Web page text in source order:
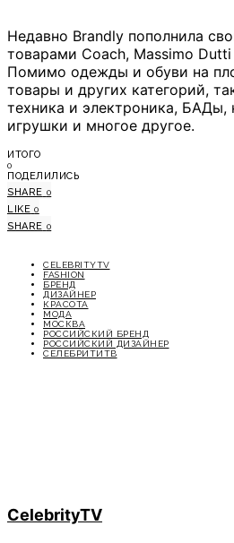
Недавно Brandly пополнила
товарами Coach, Massimo
Помимо одежды и обуви на
товары и других категорий,
техника и электроника, БАДы,
игрушки и многое другое.
ИТОГО
0
ПОДЕЛИЛИСЬ
SHARE 0
LIKE 0
SHARE 0
CELEBRITYTV
FASHION
БРЕНД
ДИЗАЙНЕР
КРАСОТА
МОДА
МОСКВА
РОССИЙСКИЙ БРЕНД
РОССИЙСКИЙ ДИЗАЙНЕР
СЕЛЕБРИТИТВ
CelebrityTV